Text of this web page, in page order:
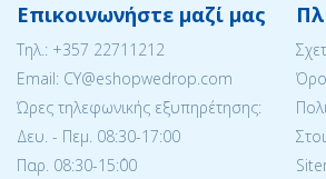
Επικοινωνήστε μαζί μας
Tηλ.: +357 22711212
Email: CY@eshopwedrop.com
Ώρες τηλεφωνικής εξυπηρέτησης:
Δευ. - Πεμ. 08:30-17:00
Παρ. 08:30-15:΄00